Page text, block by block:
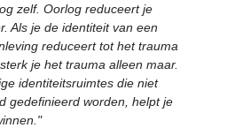
zelf. Oorlog reduceert je
Als je de identiteit van een
reduceert tot het trauma
je het trauma alleen maar.
identiteitsruimtes die niet
gedefinieerd worden, helpt je